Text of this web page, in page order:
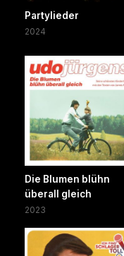
Partylieder
2024
Die Blumen blühn
überall gleich
2023